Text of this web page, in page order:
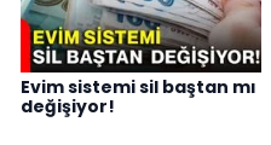
Evim sistemi sil baştan mı
değişiyor!